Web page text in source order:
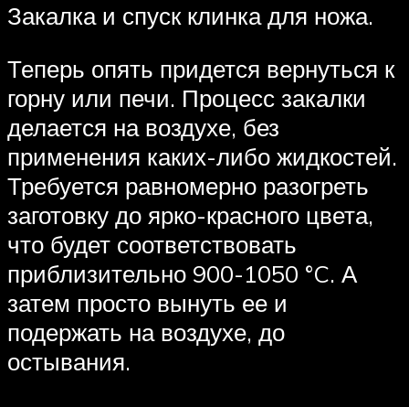
Закалка и спуск клинка для ножа.
Теперь опять придется вернуться к
горну или печи. Процесс закалки
делается на воздухе, без
применения каких-либо жидкостей.
Требуется равномерно разогреть
заготовку до ярко-красного цвета,
что будет соответствовать
приблизительно 900-1050 °C. А
затем просто вынуть ее и
подержать на воздухе, до
остывания.